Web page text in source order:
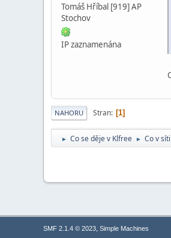
Tomáš Hříbal [919] AP
Stochov
IP zaznamenána
NAHORU Stran 1
► Co se děje v Klfree ► Co v
SMF 2.1.4 © 2023, Simple Machines